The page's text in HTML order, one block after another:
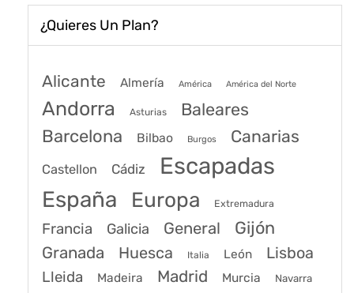
¿Quieres Un Plan?
Alicante Almería América América del Norte
Andorra Asturias Baleares
Barcelona Bilbao Burgos Canarias
Castellon Cádiz Escapadas
España Europa Extremadura
Francia Galicia General Gijón
Granada Huesca Italia León Lisboa
Lleida Madeira Madrid Murcia Navarra